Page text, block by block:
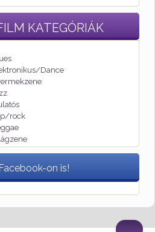
KATEGÓRIÁK
Dance
rock
on is!